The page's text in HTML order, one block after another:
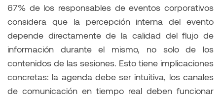
67% de los responsables de eventos corporativos
considera que la percepción interna del evento
depende directamente de la calidad del flujo de
información durante el mismo, no solo de los
contenidos de las sesiones. Esto tiene implicaciones
concretas: la agenda debe ser intuitiva, los canales
de comunicación en tiempo real deben funcionar